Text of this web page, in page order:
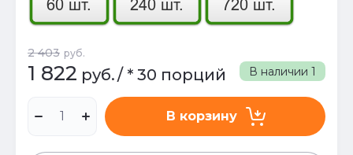
В наличии 1
2 403 руб.
1 822 руб./ * 30 порций
В корзину